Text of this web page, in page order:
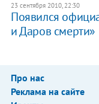
23 сентября 2010, 22:30
Появился
и Даров смерти»
Про нас
Реклама на сайте